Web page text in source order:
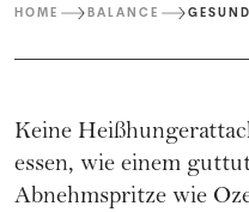
HOME BALANCE
Keine
essen, wie einem
Abnehmspritze wie